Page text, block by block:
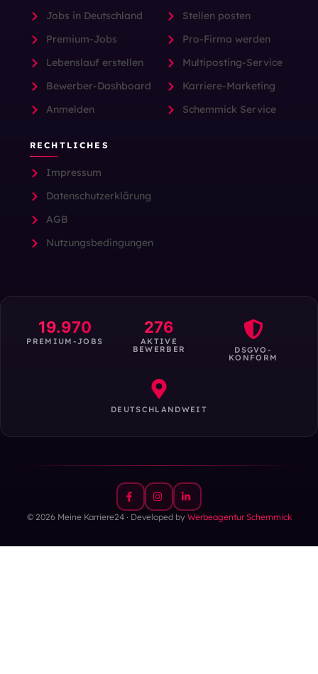
Jobs in Deutschland
Premium-Jobs
Lebenslauf erstellen
Bewerber-Dashboard
Anmelden
Stellen posten
Pro-Firma werden
Multiposting-Service
Karriere-Marketing
Schemmick Service
RECHTLICHES
Impressum
Datenschutzerklärung
AGB
Nutzungsbedingungen
19.970
PREMIUM-JOBS
276
AKTIVE
BEWERBER DSGVO-
KONFORM
DEUTSCHLANDWEIT
© 2026 Meine Karriere24 · Developed by Werbeagentur Schemmick